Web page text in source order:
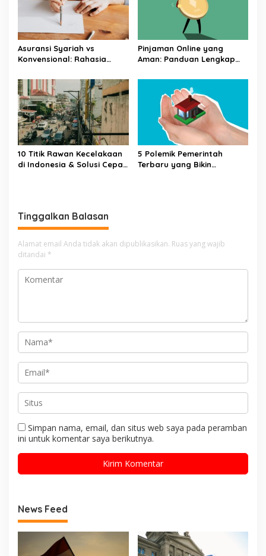
Asuransi Syariah vs
Konvensional: Rahasia
Pinjaman Online yang
Aman: Panduan Lengkap
Pelunasan
10 Titik Rawan Kecelakaan
di Indonesia & Solusi Cepat
5 Polemik Pemerintah
Terbaru yang Bikin
Tinggalkan Balasan
Alamat email Anda tidak akan dipublikasikan. Ruas yang wajib
ditandai *
Simpan nama, email, dan situs web saya pada peramban
ini untuk komentar saya berikutnya.
News Feed